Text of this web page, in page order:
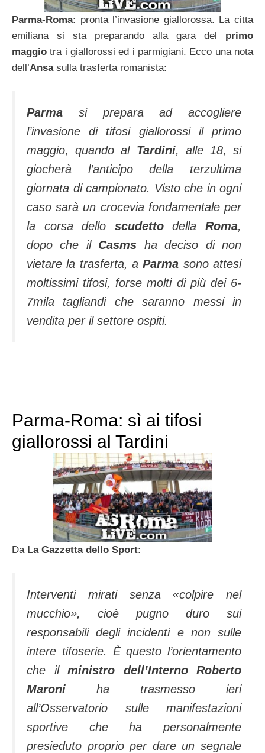
Parma-Roma: pronta l’invasione giallorossa. La citta
emiliana si sta preparando alla gara del primo
maggio tra i giallorossi ed i parmigiani. Ecco una nota
dell’Ansa sulla trasferta romanista:
Parma si prepara ad accogliere
l’invasione di tifosi giallorossi il primo
maggio, quando al Tardini, alle 18, si
giocherà l’anticipo della terzultima
giornata di campionato. Visto che in ogni
caso sarà un crocevia fondamentale per
la corsa dello scudettodellaRoma,
dopo che il Casms ha deciso di non
vietare la trasferta, aParma sono attesi
moltissimi tifosi, forse molti di più dei 6-
7mila tagliandi che saranno messi in
vendita per il settore ospiti.
Parma-Roma: sì ai tifosi
giallorossi al Tardini
Da La Gazzetta dello Sport:
Interventi mirati senza «colpire nel
mucchio», cioè pugno duro sui
responsabili degli incidenti e non sulle
intere tifoserie. È questo l’orientamento
che il ministro dell’Interno Roberto
Maroni ha trasmesso ieri
all’Osservatorio sulle manifestazioni
sportive che ha personalmente
presieduto proprio per dare un segnale